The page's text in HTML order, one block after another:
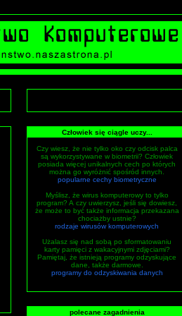
Człowiek się ciągle uczy...
Czy wiesz, że nie tylko oko czy odcisk palca
są wykorzystywane w biometrii? Człowiek
posiada więcej unikalnych cech po których
można go wyróżnić spośród innych.
popularne cechy biometryczne
Myślisz, że wirus komputerowy to tylko
program? A czy uwierzysz, jeśli się dowiesz,
że może to być także informacja przekazana
chociażby ustnie?
rodzaje wirusów komputerowych
Użalasz się nad sobą po sformatowaniu
karty pamięci z wakacyjnymi zdjęciami?
Pamiętaj, że istnieją programy odzyskujące
dane, także darmowe.
programy do odzyskiwania danych
polecane zagadnienia